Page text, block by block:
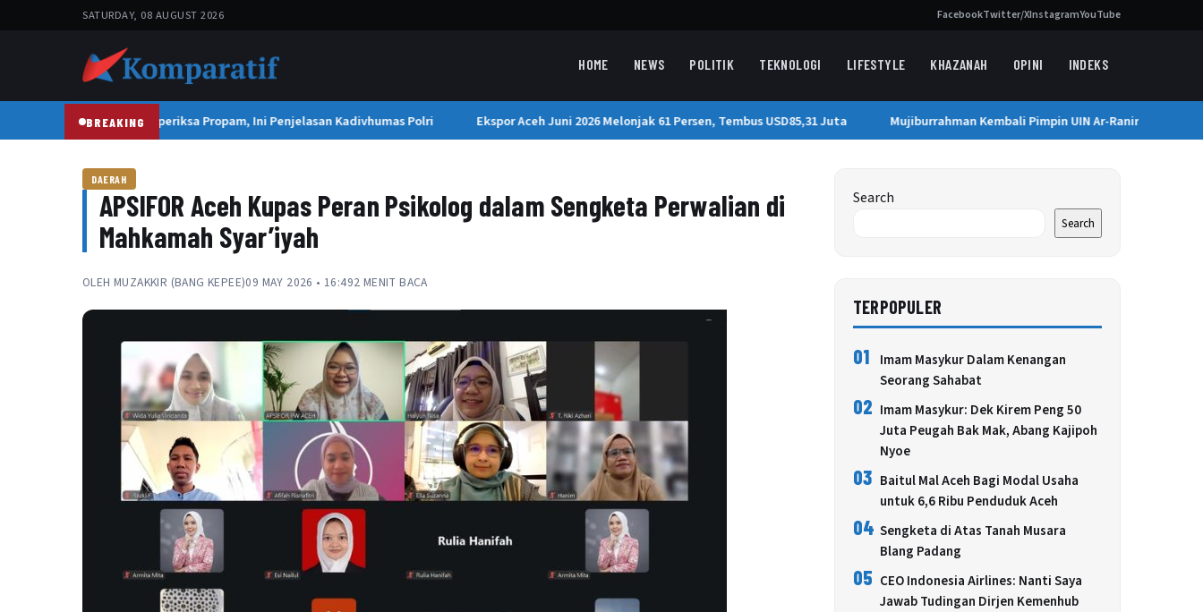
SATURDAY, 08 AUGUST 2026 FacebookTwitter/XInstagramYouTube
HOME NEWS POLITIK TEKNOLOGI LIFESTYLE KHAZANAH OPINI INDEKS
BREAKING
Banda Aceh Diperiksa Propam, Ini Penjelasan Kadivhumas Polri Ekspor Aceh Juni 2026 Melonjak 61 Persen, Tembus USD85,31 Juta Mujiburrahman Kembali Pimpin UIN Ar-Raniry Hingga 2030
DAERAH
APSIFOR Aceh Kupas Peran Psikolog dalam Sengketa Perwalian di
Mahkamah Syar’iyah
OLEH MUZAKKIR (BANG KEPEE)09 MAY 2026 • 16:492 MENIT BACA
Search
Search
TERPOPULER
01
Imam Masykur Dalam Kenangan
Seorang Sahabat
02 Imam Masykur: Dek Kirem Peng 50
Juta Peugah Bak Mak, Abang Kajipoh
Nyoe
03 Baitul Mal Aceh Bagi Modal Usaha
untuk 6,6 Ribu Penduduk Aceh
04 Sengketa di Atas Tanah Musara
Blang Padang
05 CEO Indonesia Airlines: Nanti Saya
Jawab Tudingan Dirjen Kemenhub